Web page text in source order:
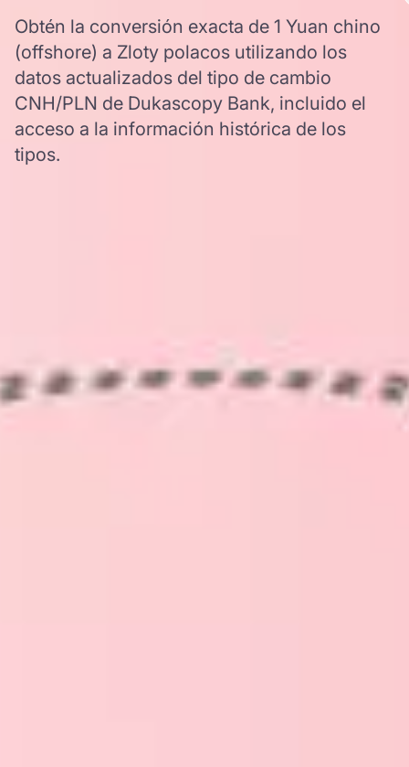
Obtén la conversión exacta de 1 Yuan chino
(offshore) a Zloty polacos utilizando los
datos actualizados del tipo de cambio
CNH/PLN de Dukascopy Bank, incluido el
acceso a la información histórica de los
tipos.